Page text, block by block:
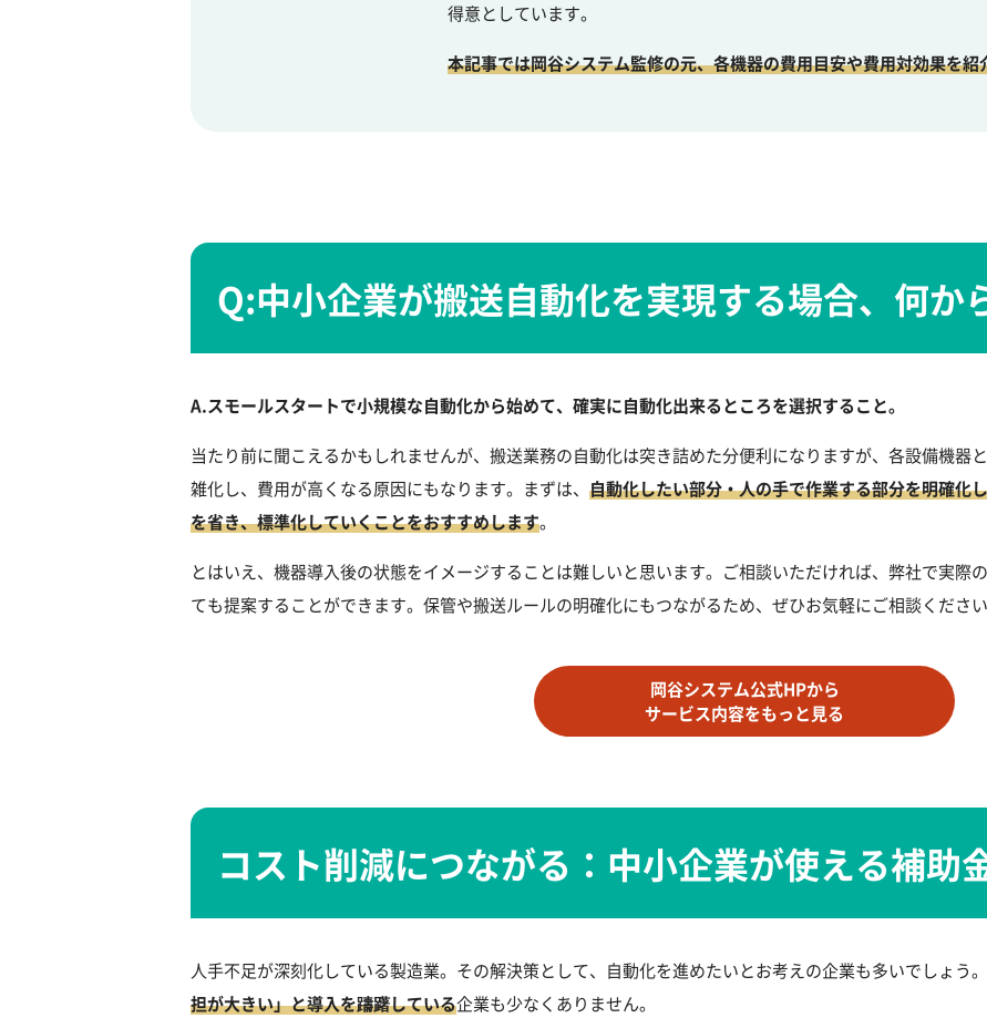
得意としています。
本記事では岡谷システム監修の元、各機器の費用目安や費用対効果を紹
Q:中小企業が搬送自動化を実現する場合、何か
A.スモールスタートで小規模な自動化から始めて、確実に自動化出来るところを選択すること。
当たり前に聞こえるかもしれませんが、搬送業務の自動化は突き詰めた分便利になりますが、各設備機器
雑化し、費用が高くなる原因にもなります。まずは、 自動化したい部分・人の手で作業する部分を明確化
を省き、標準化していくことをおすすめします。
とはいえ、機器導入後の状態をイメージすることは難しいと思います。ご相談いただければ、弊社で実際
ても提案することができます。保管や搬送ルールの明確化にもつながるため、ぜひお気軽にご相談ください
岡谷システム公式HPから
サービス内容をもっと見る
コスト削減につながる：中小企業が使える補助
人手不足が深刻化している製造業。その解決策として、自動化を進めたいとお考えの企業も多いでしょう。
担が大きい」と導入を躊躇している企業も少なくありません。